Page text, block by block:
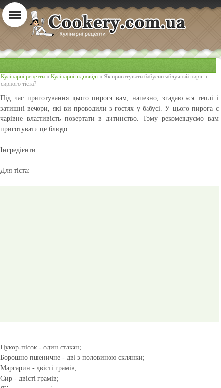
Кулінарні рецепти » Кулінарні відповіді » Як приготувати бабусин яблучний пиріг з
сирного тіста?
Під час приготування цього пирога вам, напевно, згадаються теплі і
затишні вечори, які ви проводили в гостях у бабусі. У цього пирога є
чарівне властивість повертати в дитинство. Тому рекомендуємо вам
приготувати це блюдо.
Інгредієнти:
Для тіста:
Цукор-пісок - один стакан;
Борошно пшеничне - дві з половиною склянки;
Маргарин - двісті грамів;
Сир - двісті грамів;